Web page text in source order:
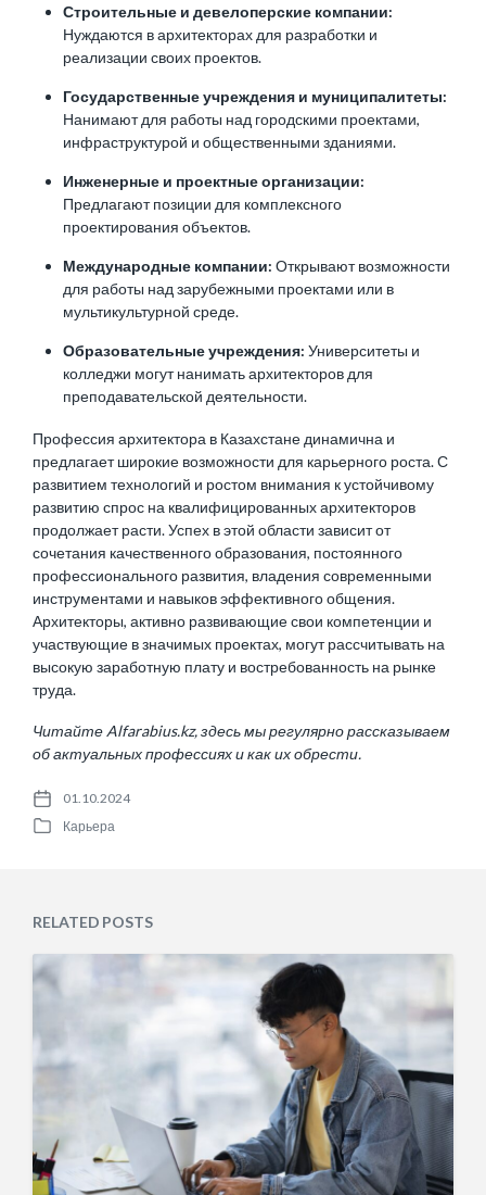
Строительные и девелоперские компании:
Нуждаются в архитекторах для разработки и
реализации своих проектов.
Государственные учреждения и муниципалитеты:
Нанимают для работы над городскими проектами,
инфраструктурой и общественными зданиями.
Инженерные и проектные организации:
Предлагают позиции для комплексного
проектирования объектов.
Международные компании: Открывают возможности
для работы над зарубежными проектами или в
мультикультурной среде.
Образовательные учреждения: Университеты и
колледжи могут нанимать архитекторов для
преподавательской деятельности.
Профессия архитектора в Казахстане динамична и
предлагает широкие возможности для карьерного роста. С
развитием технологий и ростом внимания к устойчивому
развитию спрос на квалифицированных архитекторов
продолжает расти. Успех в этой области зависит от
сочетания качественного образования, постоянного
профессионального развития, владения современными
инструментами и навыков эффективного общения.
Архитекторы, активно развивающие свои компетенции и
участвующие в значимых проектах, могут рассчитывать на
высокую заработную плату и востребованность на рынке
труда.
Читайте Alfarabius.kz, здесь мы регулярно рассказываем
об актуальных профессиях и как их обрести.
P
t
01.10.2024
P
d
i
n
Карьера
RELATED POSTS